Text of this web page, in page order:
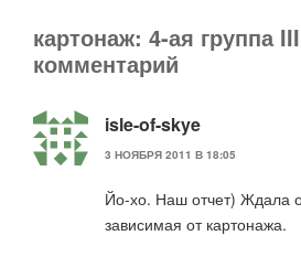
картонаж: 4-ая группа
комментарий
isle-of-skye
3 НОЯБРЯ 2011 В 18:05
Йо-хо. Наш отчет) Ждала
зависимая от картонажа.